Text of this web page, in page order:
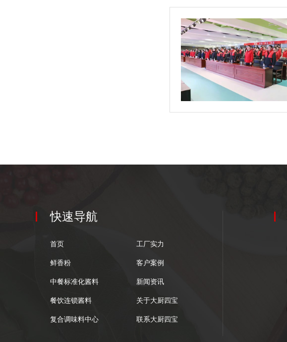
快速导航
首页 工厂实力
鲜香粉 客户案例
中餐标准化酱料 新闻资讯
餐饮连锁酱料 关于大厨四宝
复合调味料中心 联系大厨四宝